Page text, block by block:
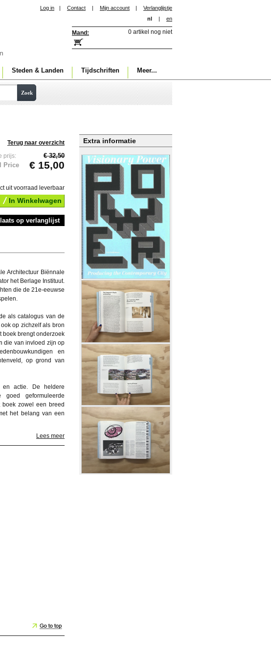
Log in | Contact | Mijn account |
Verlanglijstje
nl
| en
Mand: 0 artikel nog niet
Steden & Landen Tijdschriften Meer...
Zoek
Extra informatie
Terug naar overzicht
prijs:
€ 32,50
Price
€ 15,00
uit voorraad leverbaar
In Winkelwagen
op verlanglijst
Architectuur Biënnale
het Berlage Instituut.
die de 21e-eeuwse
als catalogus van de
op zichzelf als bron
boek brengt onderzoek
die van invloed zijn op
en
op grond van
actie. De heldere
goed geformuleerde
zowel een breed
het belang van een
Lees meer